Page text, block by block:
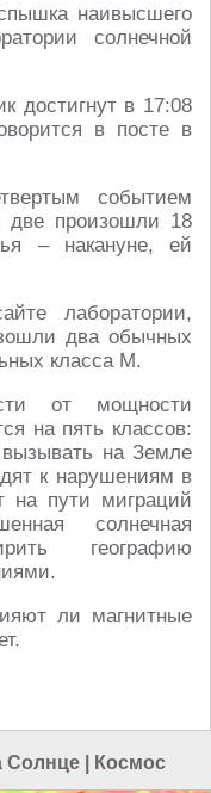
наивысшего
солнечной
достигнут в 17:08
в посте в
событием
две произошли 18
– накануне, ей
лаборатории,
два обычных
класса М.
от мощности
на пять классов:
на Земле
к нарушениям в
на пути миграций
солнечная
географию
ли магнитные
Солнце Космос